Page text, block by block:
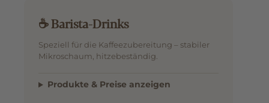
☕ Barista-Drinks
Speziell für die Kaffeezubereitung – stabiler
Mikroschaum, hitzebeständig.
Produkte & Preise anzeigen